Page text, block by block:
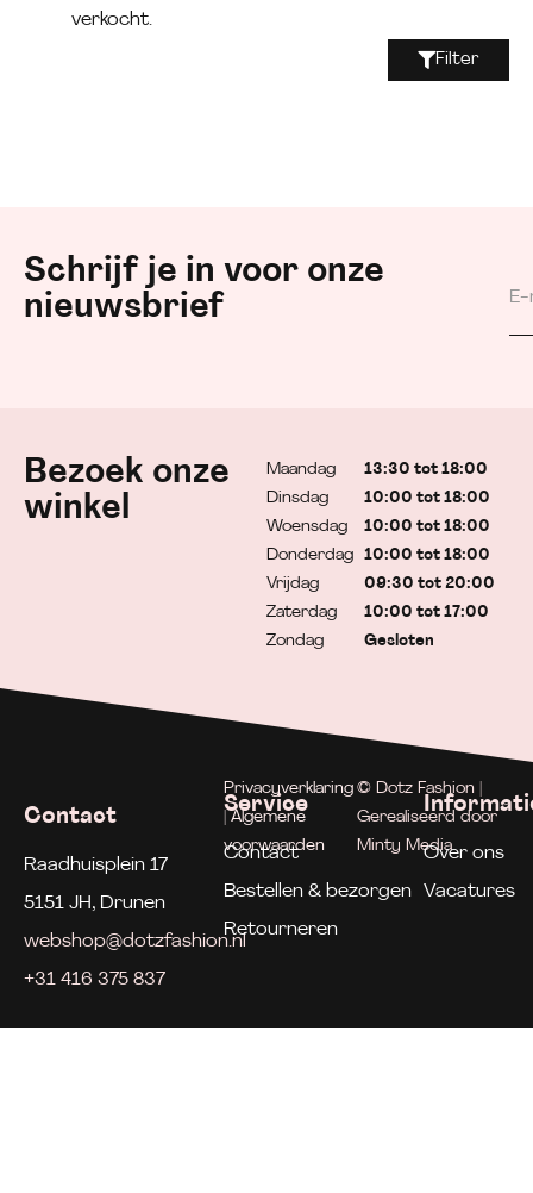
verkocht.
Filter
Schrijf je in voor onze
nieuwsbrief
Bezoek onze
winkel
Maandag
Dinsdag
Woensdag
Donderdag
Vrijdag
Zaterdag
Zondag
13:30 tot 18:00
10:00 tot 18:00
10:00 tot 18:00
10:00 tot 18:00
09:30 tot 20:00
10:00 tot 17:00
Gesloten
Contact
Raadhuisplein 17
5151 JH, Drunen
webshop@dotzfashion.nl
+31 416 375 837
Service
Contact
Bestellen & bezorgen
Retourneren
Over ons
Vacatures
Privacyverklaring
| Algemene
voorwaarden
© Dotz Fashion |
Gerealiseerd door
Minty Media